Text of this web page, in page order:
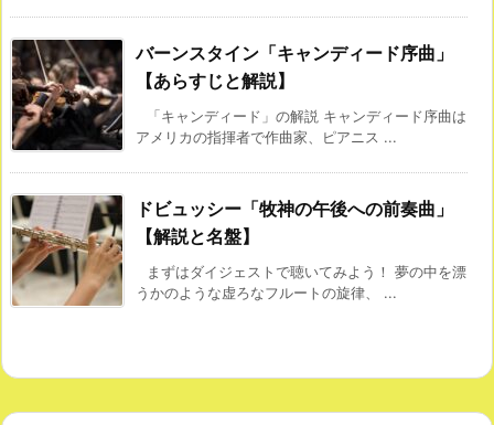
バーンスタイン「キャンディード序曲」
【あらすじと解説】
「キャンディード」の解説 キャンディード序曲は
アメリカの指揮者で作曲家、ピアニス ...
ドビュッシー「牧神の午後への前奏曲」
【解説と名盤】
まずはダイジェストで聴いてみよう！ 夢の中を漂
うかのような虚ろなフルートの旋律、 ...